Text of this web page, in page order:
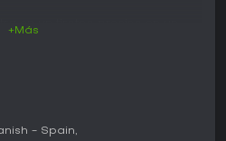
mediante piezas de
las combinaciones de
+Más
- Spain